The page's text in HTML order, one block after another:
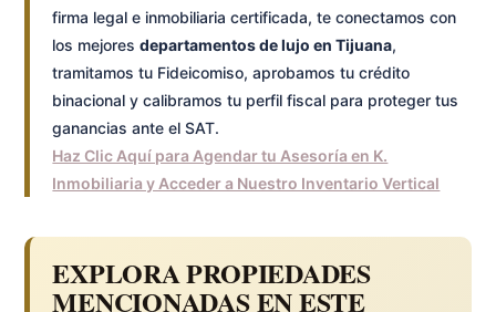
firma legal e inmobiliaria certificada, te conectamos con
los mejoresdepartamentos de lujo en Tijuana,
tramitamos tu Fideicomiso, aprobamos tu crédito
binacional y calibramos tu perfil fiscal para proteger tus
ganancias ante el SAT.
Haz Clic Aquí para Agendar tu Asesoría en K.
Inmobiliaria y Acceder a Nuestro Inventario Vertical
EXPLORA PROPIEDADES
MENCIONADAS EN ESTE